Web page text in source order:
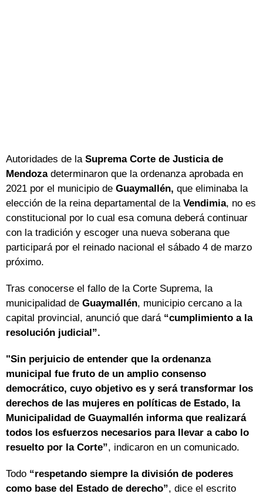
Autoridades de la Suprema Corte de Justicia de
Mendozadeterminaron que la ordenanza aprobada en
2021 por el municipio de Guaymallén, que eliminaba la
elección de la reina departamental de la Vendimia, no es
constitucional por lo cual esa comuna deberá continuar
con la tradición y escoger una nueva soberana que
participará por el reinado nacional el sábado 4 de marzo
próximo.
Tras conocerse el fallo de la Corte Suprema, la
municipalidad de Guaymallén, municipio cercano a la
capital provincial, anunció que dará “cumplimiento a la
resolución judicial”.
"Sin perjuicio de entender que la ordenanza
municipal fue fruto de un amplio consenso
democrático, cuyo objetivo es y será transformar los
derechos de las mujeres en políticas de Estado, la
Municipalidad de Guaymallén informa que realizará
todos los esfuerzos necesarios para llevar a cabo lo
resuelto por la Corte”, indicaron en un comunicado.
Todo “respetando siempre la división de poderes
como base del Estado de derecho”, dice el escrito